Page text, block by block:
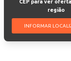
CEP para ver
região
INFORMAR